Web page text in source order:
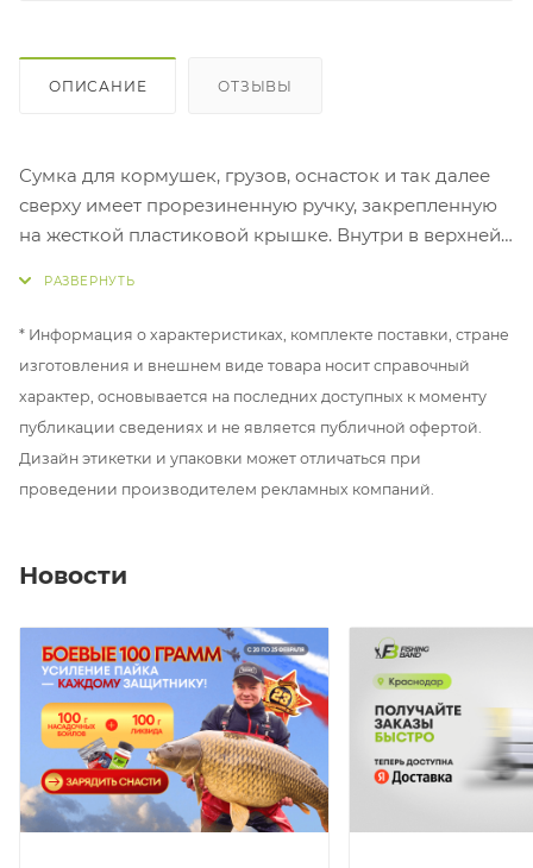
ОПИСАНИЕ ОТЗЫВЫ
Сумка для кормушек, грузов, оснасток и так далее
сверху имеет прорезиненную ручку, закрепленную
на жесткой пластиковой крышке. Внутри в верхней
перегородками на 4 ячейки, которые крепятся с
необходимости. Размеры 200х270х130 мм. Вес 400 г.
* Информация о характеристиках, комплекте поставки, стране
изготовления и внешнем виде товара носит справочный
характер, основывается на последних доступных к моменту
публикации сведениях и не является публичной офертой.
Дизайн этикетки и упаковки может отличаться при
проведении производителем рекламных компаний.
Новости